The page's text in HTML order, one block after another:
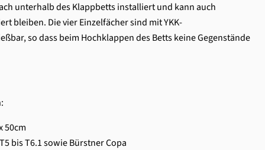
unterhalb des Klappbetts installiert und kann auch
bleiben. Die vier Einzelfächer sind mit YKK-
so dass beim Hochklappen des Betts keine Gegenstände
50cm
bis T6.1 sowie Bürstner Copa